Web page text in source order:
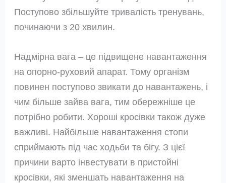
Поступово збільшуйте тривалість тренувань,
починаючи з 20 хвилин.
Надмірна вага – це підвищене навантаження
на опорно-руховий апарат. Тому організм
повинен поступово звикати до навантажень, і
чим більше зайва вага, тим обережніше це
потрібно робити. Хороші кросівки також дуже
важливі. Найбільше навантаження стопи
сприймають під час ходьби та бігу. З цієї
причини варто інвестувати в пристойні
кросівки, які зменшать навантаження на